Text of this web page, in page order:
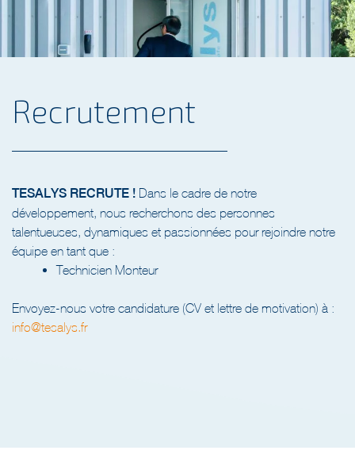
Recrutement
TESALYS RECRUTE ! Dans le cadre de notre
développement, nous recherchons des personnes
talentueuses, dynamiques et passionnées pour rejoindre notre
équipe en tant que :
Technicien Monteur
Envoyez-nous votre candidature (CV et lettre de motivation) à :
info@tesalys.fr